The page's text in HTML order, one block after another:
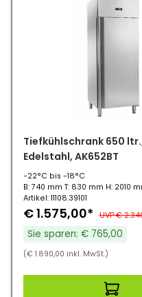
Tiefkühlschrank 650
Edelstahl, AK652BT
-22°C bis -18°C
B: 740 mm T: 830 mm H: 2010
Artikel: 11108.39101
€ 1.575,00* UVP €
Sie sparen: € 765,00
(€ 1.890,00 inkl. MwSt.)